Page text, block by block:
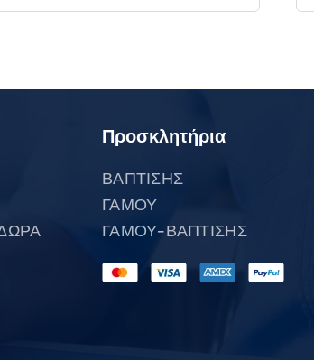
Προσκλητήρια
ΒΑΠΤΙΣΗΣ
ΓΑΜΟΥ
ΓΑΜΟΥ-ΒΑΠΤΙΣΗΣ